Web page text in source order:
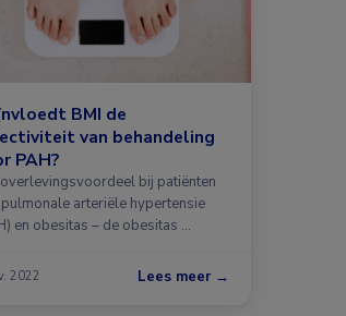
BMI de
van behandeling
PAH?
bij patiënten
arteriële hypertensie
en obesitas – de obesitas …
2022 Lees meer →